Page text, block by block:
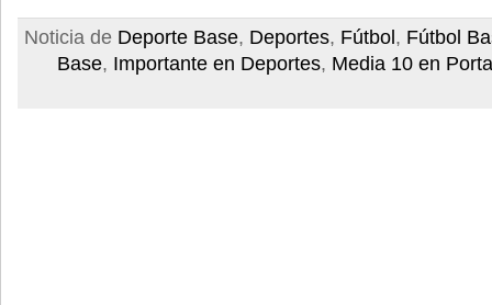
Noticia de Deporte Base, Deportes, Fútbol , Fútbol
Base, Importante en Deportes, Media 10 en